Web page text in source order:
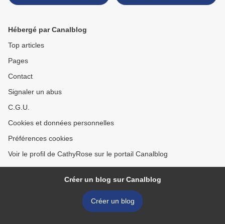
Hébergé par Canalblog
Top articles
Pages
Contact
Signaler un abus
C.G.U.
Cookies et données personnelles
Préférences cookies
Voir le profil de CathyRose sur le portail Canalblog
Créer un blog sur Canalblog
Créer un blog